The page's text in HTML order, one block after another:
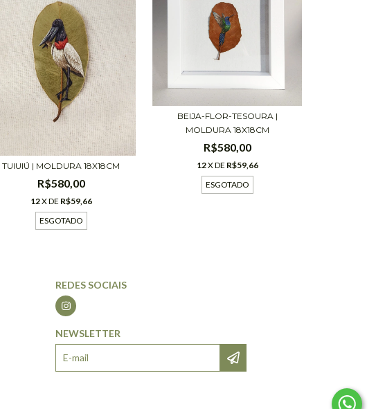
TUIUIÚ | MOLDURA 18X18CM
R$580,00
12X DE R$59,66
ESGOTADO
BEIJA-FLOR-TESOURA |
MOLDURA 18X18CM
R$580,00
12X DE R$59,66
ESGOTADO
REDES SOCIAIS
NEWSLETTER